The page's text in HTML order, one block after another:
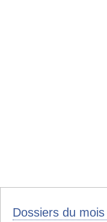
Dossiers du mois